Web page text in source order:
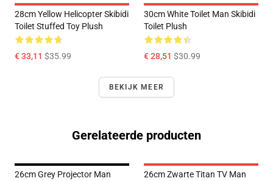
28cm Yellow Helicopter Skibidi
Toilet Stuffed Toy Plush
€ 33,11 $35.99
30cm White Toilet Man Skibidi
Toilet Plush
€ 28,51 $30.99
BEKIJK MEER
Gerelateerde producten
26cm Grey Projector Man
26cm Zwarte Titan TV Man